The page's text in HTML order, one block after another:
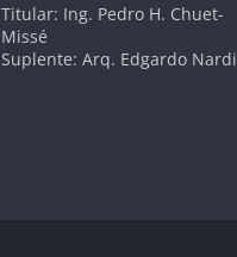
Titular: Ing. Pedro H. Chuet-
Missé
Suplente: Arq. Edgardo Nardi